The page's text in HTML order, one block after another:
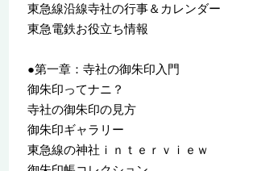
東急線沿線寺社の行事＆カレンダー
東急電鉄お役立ち情報
●第一章：寺社の御朱印入門
御朱印ってナニ？
寺社の御朱印の見方
御朱印ギャラリー
東急線の神社ｉｎｔｅｒｖｉｅｗ